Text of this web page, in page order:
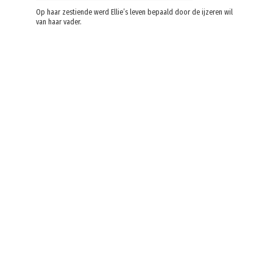
Op haar zestiende werd Ellie’s leven bepaald door de ijzeren wil
van haar vader.